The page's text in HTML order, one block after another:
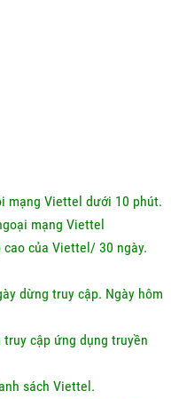
mạng Viettel dưới 10 phút.
mạng Viettel
cao của Viettel/ 30 ngày.
dừng truy cập. Ngày hôm
cập ứng dụng truyền
sách Viettel.